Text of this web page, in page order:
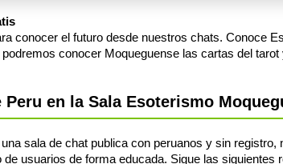
conocer el futuro desde nuestros chats. Conoce
conocer Moqueguense las cartas del
Peru en la Sala Esoterismo
sala de chat publica con peruanos y sin
usuarios de forma educada. Sigue las